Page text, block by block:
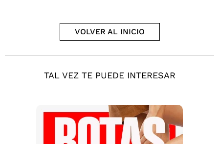
VOLVER AL INICIO
TAL VEZ TE PUEDE INTERESAR